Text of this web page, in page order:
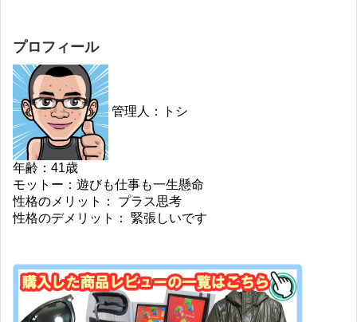
プロフィール
管理人：トシ
年齢：41歳
モットー：遊びも仕事も一生懸命
性格のメリット： プラス思考
性格のデメリット： 緊張しいです